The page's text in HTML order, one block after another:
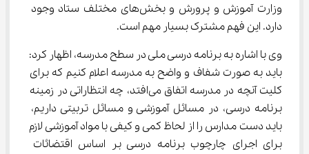
وزارت آموزش و پرورش و بخش‌های مختلف ستاد وجود
دارد. این فهم مشترک بسیار مهم است.
وی با اشاره به برنامه درسی ملی در سطح مدرسه، اظهار کرد:
باید به صورت شفاف و واضح به مدرسه اعلام کنیم که برای
کلیت آنچه در مدرسه اتفاق می‌افتد، چه انتظاراتی در زمینه
برنامه درسی، در مسائل آموزشی و مسائل تربیتی داریم،
باید دست مدارس را از لحاظ کمی و کیفی با مواد آموزشی لازم
برای اجرای چارچوب برنامه درسی بر اساس اقتضائات